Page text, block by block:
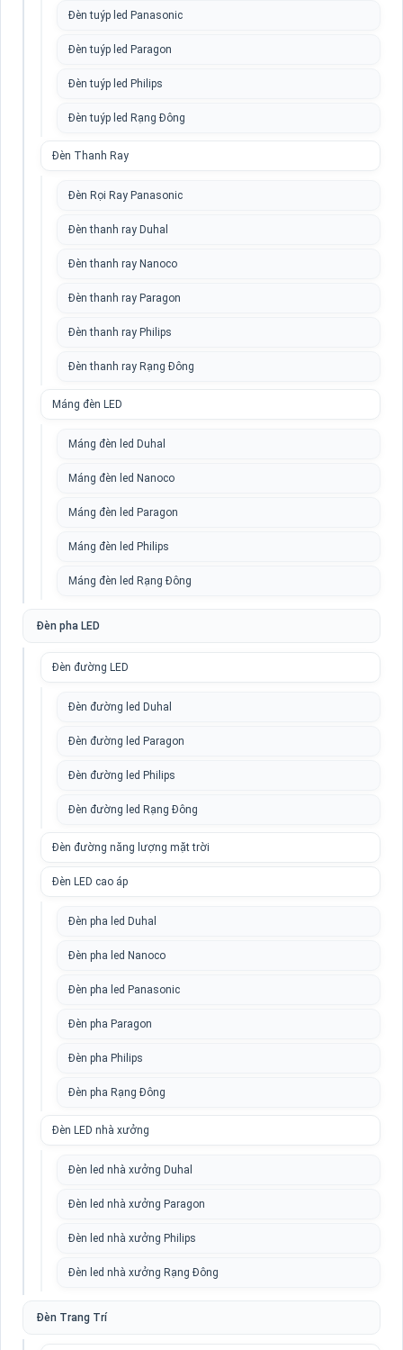
Đèn tuýp led Panasonic
Đèn tuýp led Paragon
Đèn tuýp led Philips
Đèn tuýp led Rạng Đông
Đèn Thanh Ray
Đèn Rọi Ray Panasonic
Đèn thanh ray Duhal
Đèn thanh ray Nanoco
Đèn thanh ray Paragon
Đèn thanh ray Philips
Đèn thanh ray Rạng Đông
Máng đèn LED
Máng đèn led Duhal
Máng đèn led Nanoco
Máng đèn led Paragon
Máng đèn led Philips
Máng đèn led Rạng Đông
Đèn pha LED
Đèn đường LED
Đèn đường led Duhal
Đèn đường led Paragon
Đèn đường led Philips
Đèn đường led Rạng Đông
Đèn đường năng lượng mặt trời
Đèn LED cao áp
Đèn pha led Duhal
Đèn pha led Nanoco
Đèn pha led Panasonic
Đèn pha Paragon
Đèn pha Philips
Đèn pha Rạng Đông
Đèn LED nhà xưởng
Đèn led nhà xưởng Duhal
Đèn led nhà xưởng Paragon
Đèn led nhà xưởng Philips
Đèn led nhà xưởng Rạng Đông
Đèn Trang Trí